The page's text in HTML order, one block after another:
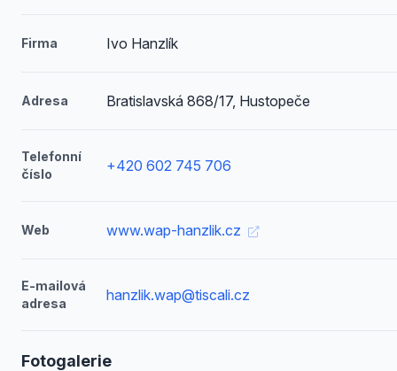
Firma Ivo Hanzlík
Adresa Bratislavská 868/17, Hustopeče
Telefonní
číslo
+420 602 745 706
Web www.wap-hanzlik.cz
E-mailová
adresa
hanzlik.wap@tiscali.cz
Fotogalerie